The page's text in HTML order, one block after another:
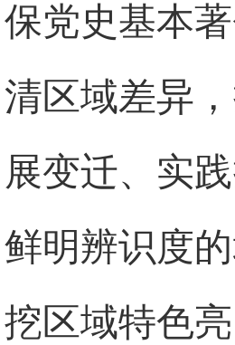
保党史基本
清区域差异
展变迁、实
鲜明辨识度
挖区域特色